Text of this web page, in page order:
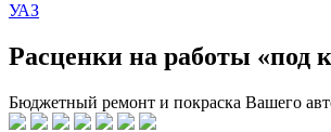
УАЗ
Расценки на работы «под
Бюджетный ремонт и покраска Вашего